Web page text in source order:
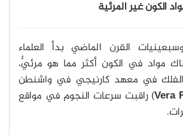
الكون غير المرئية
القرن الماضي بدأ العلماء
مواد في الكون أكثر مما هو مرئيٌّ،
في معهد كارنيجي في واشنطن
Vera) راقبت سرعات النجوم في مواقع